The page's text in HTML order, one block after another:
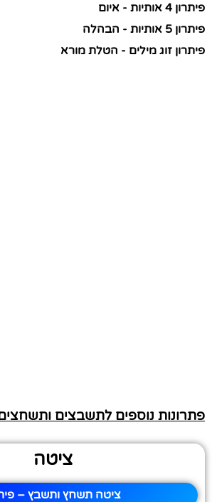
פיתרון 4 אותיות - איום
פיתרון 5 אותיות - הבהלה
פיתרון זוג מילים - הטלת מורא
פתרונות נוספים לתשבצים
ציטה
ציטה תשחץ ותשבץ –